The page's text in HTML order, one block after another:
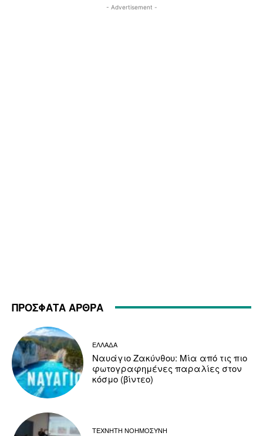
- Advertisement -
ΠΡΟΣΦΑΤΑ ΑΡΘΡΑ
ΕΛΛΑΔΑ
Ναυάγιο Ζακύνθου: Μία από τις πιο
φωτογραφημένες παραλίες στον
κόσμο (βίντεο)
ΤΕΧΝΗΤΗ ΝΟΗΜΟΣΥΝΗ